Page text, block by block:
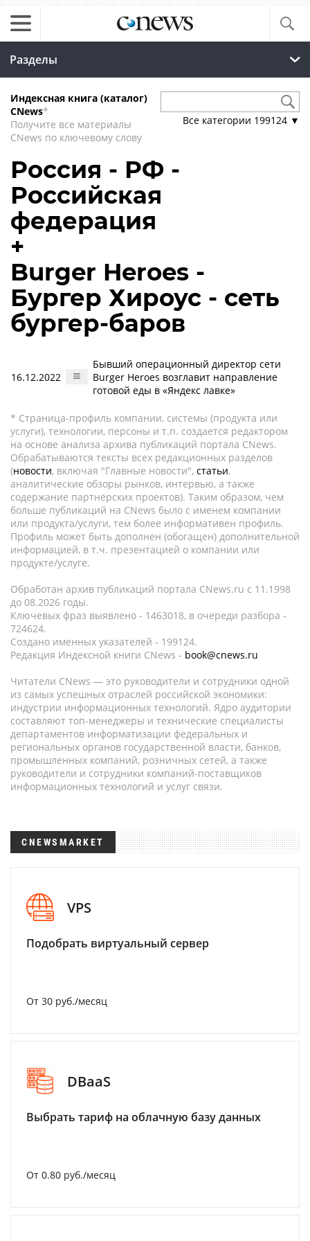
Разделы
Индексная книга (каталог)
CNews*
Получите все материалы
CNews по ключевому слову
Все категории 199124 ▼
Россия - РФ -
Российская
федерация
+
Burger Heroes -
Бургер Хироус - сеть
бургер-баров
16.12.2022
Бывший операционный директор сети
Burger Heroes возглавит направление
готовой еды в «Яндекс лавке»
* Страница-профиль компании, системы (продукта или
услуги), технологии, персоны и т.п. создается редактором
на основе анализа архива публикаций портала CNews.
Обрабатываются тексты всех редакционных разделов
(новости, включая "Главные новости", статьи,
аналитические обзоры рынков, интервью, а также
содержание партнёрских проектов). Таким образом, чем
больше публикаций на CNews было с именем компании
или продукта/услуги, тем более информативен профиль.
Профиль может быть дополнен (обогащен) дополнительной
информацией, в т.ч. презентацией о компании или
продукте/услуге.
Обработан архив публикаций портала CNews.ru c 11.1998
до 08.2026 годы.
Ключевых фраз выявлено - 1463018, в очереди разбора -
724624.
Создано именных указателей - 199124.
Редакция Индексной книги CNews - book@cnews.ru
Читатели CNews — это руководители и сотрудники одной
из самых успешных отраслей российской экономики:
индустрии информационных технологий. Ядро аудитории
составляют топ-менеджеры и технические специалисты
департаментов информатизации федеральных и
региональных органов государственной власти, банков,
промышленных компаний, розничных сетей, а также
руководители и сотрудники компаний-поставщиков
информационных технологий и услуг связи.
CNEWSMARKET
VPS
Подобрать виртуальный сервер
От 30 руб./месяц
DBaaS
Выбрать тариф на облачную базу данных
От 0.80 руб./месяц